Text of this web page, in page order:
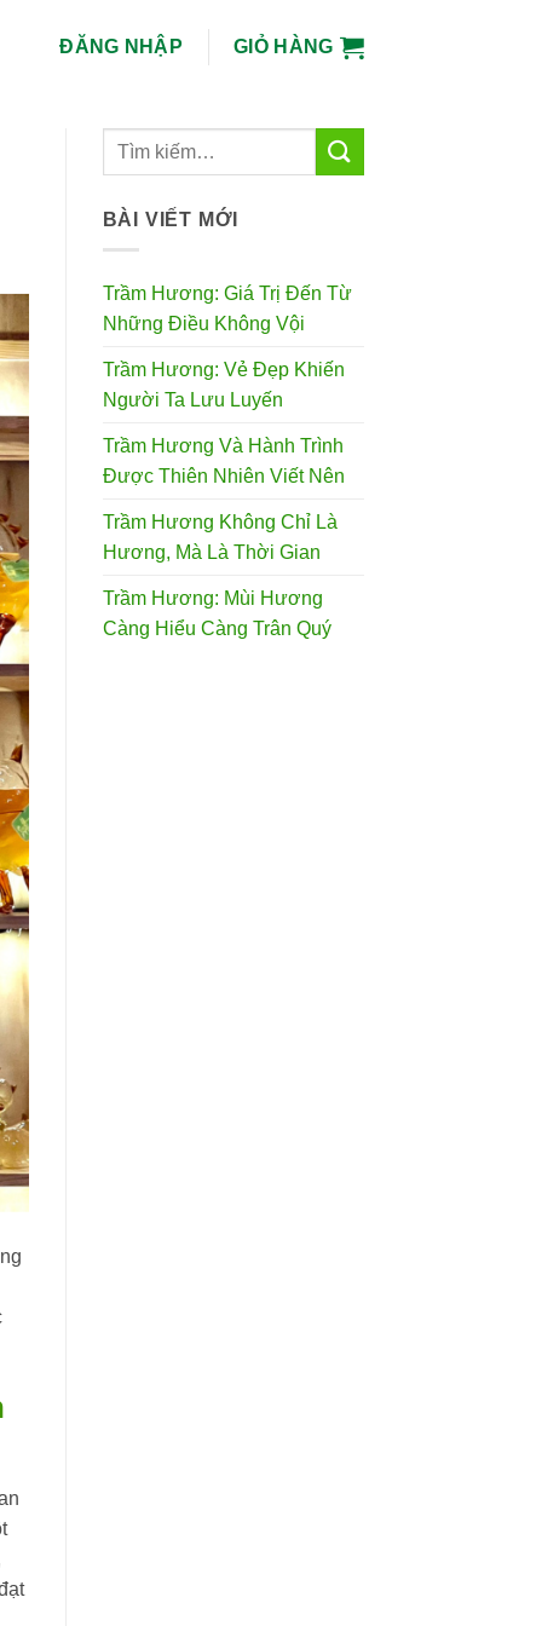
ĐĂNG NHẬP GIỎ HÀNG
BÀI VIẾT MỚI
Trầm Hương: Giá Trị Đến Từ
Những Điều Không Vội
Trầm Hương: Vẻ Đẹp Khiến
Người Ta Lưu Luyến
Trầm Hương Và Hành Trình
Được Thiên Nhiên Viết Nên
Trầm Hương Không Chỉ Là
Hương, Mà Là Thời Gian
Trầm Hương: Mùi Hương
Càng Hiểu Càng Trân Quý